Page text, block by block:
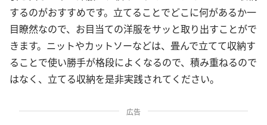
するのがおすすめです。立てることでどこに何があるか一
目瞭然なので、お目当ての洋服をサッと取り出すことがで
きます。ニットやカットソーなどは、畳んで立てて収納す
ることで使い勝手が格段によくなるので、積み重ねるので
はなく、立てる収納を是非実践されてください。
広告